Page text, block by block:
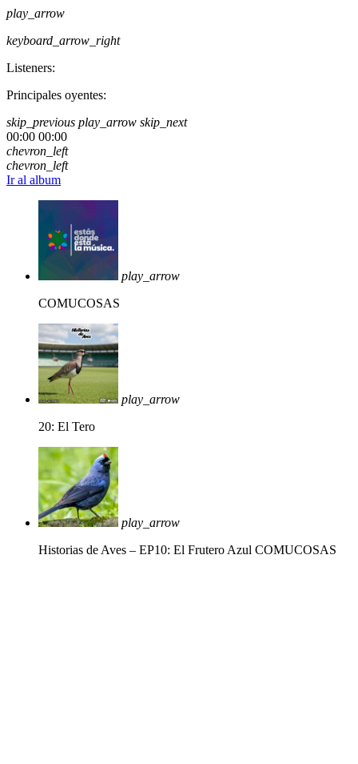
play_arrow
keyboard_arrow_right
Listeners:
Principales oyentes:
skip_previous play_arrow skip_next
00:00 00:00
chevron_left
chevron_left
Ir al album
play_arrow
COMUCOSAS
play_arrow
20: El Tero
play_arrow
Historias de Aves – EP10: El Frutero Azul COMUCOSAS